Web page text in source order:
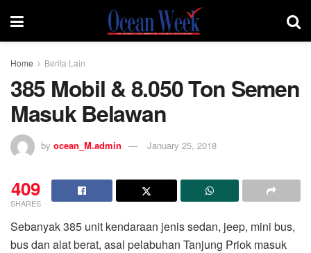
Home Berita Lain
385 Mobil & 8.050 Ton Semen
Masuk Belawan
by ocean_M.admin January 25, 2018
409
SHARES
Sebanyak 385 unit kendaraan jenis sedan, jeep, mini bus,
bus dan alat berat, asal pelabuhan Tanjung Priok masuk